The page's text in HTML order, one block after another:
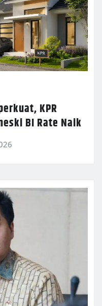
KPR
BI Rate Naik